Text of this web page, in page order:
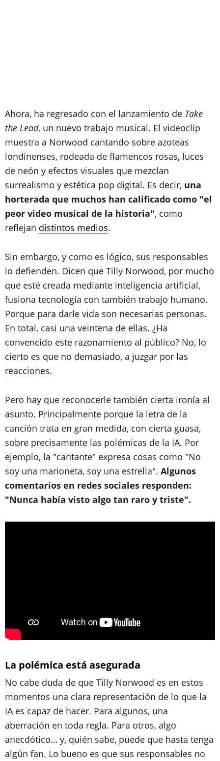
Ahora, ha regresado con el lanzamiento de Take
the Lead, un nuevo trabajo musical. El videoclip
muestra a Norwood cantando sobre azoteas
londinenses, rodeada de flamencos rosas, luces
de neón y efectos visuales que mezclan
surrealismo y estética pop digital. Es decir, una
horterada que muchos han calificado como "el
peor video musical de la historia", como
reflejan distintos medios.
Sin embargo, y como es lógico, sus responsables
lo defienden. Dicen que Tilly Norwood, por mucho
que esté creada mediante inteligencia artificial,
fusiona tecnología con también trabajo humano.
Porque para darle vida son necesarias personas.
En total, casi una veintena de ellas. ¿Ha
convencido este razonamiento al público? No, lo
cierto es que no demasiado, a juzgar por las
reacciones.
Pero hay que reconocerle también cierta ironía al
asunto. Principalmente porque la letra de la
canción trata en gran medida, con cierta guasa,
sobre precisamente las polémicas de la IA. Por
ejemplo, la "cantante" expresa cosas como "No
soy una marioneta, soy una estrella". Algunos
comentarios en redes sociales responden:
"Nunca había visto algo tan raro y triste".
La polémica está asegurada
No cabe duda de que Tilly Norwood es en estos
momentos una clara representación de lo que la
IA es capaz de hacer. Para algunos, una
aberración en toda regla. Para otros, algo
anecdótico… y, quién sabe, puede que hasta tenga
algún fan. Lo bueno es que sus responsables no